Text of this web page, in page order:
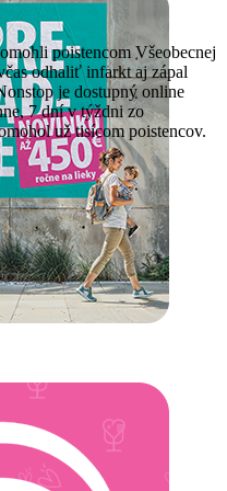
poistencom Všeobecnej
odhaliť infarkt aj zápal
je dostupný online
7 dní v týždni zo
už tisícom poistencov.